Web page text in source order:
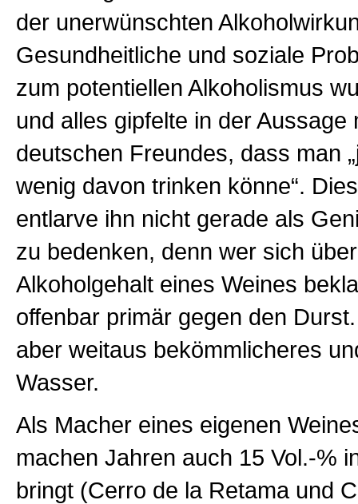
der unerwünschten
Gesundheitliche und soziale
zum potentiellen Alkoholismus
und alles gipfelte in der Aussage
deutschen Freundes, dass man
wenig davon trinken könne“.
entlarve ihn nicht gerade als
zu bedenken, denn wer sich
Alkoholgehalt eines Weines
offenbar primär gegen den
aber weitaus bekömmlicheres
Wasser.
Als Macher eines eigenen
machen Jahren auch 15 Vol.-%
bringt (Cerro de la Retama und